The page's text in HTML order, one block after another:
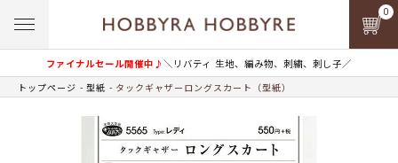
ファイナルセール開催中♪＼リバティ 生地、編み物、刺繍、刺し子／
0
トップページ 型紙 タックギャザーロングスカート（型紙）